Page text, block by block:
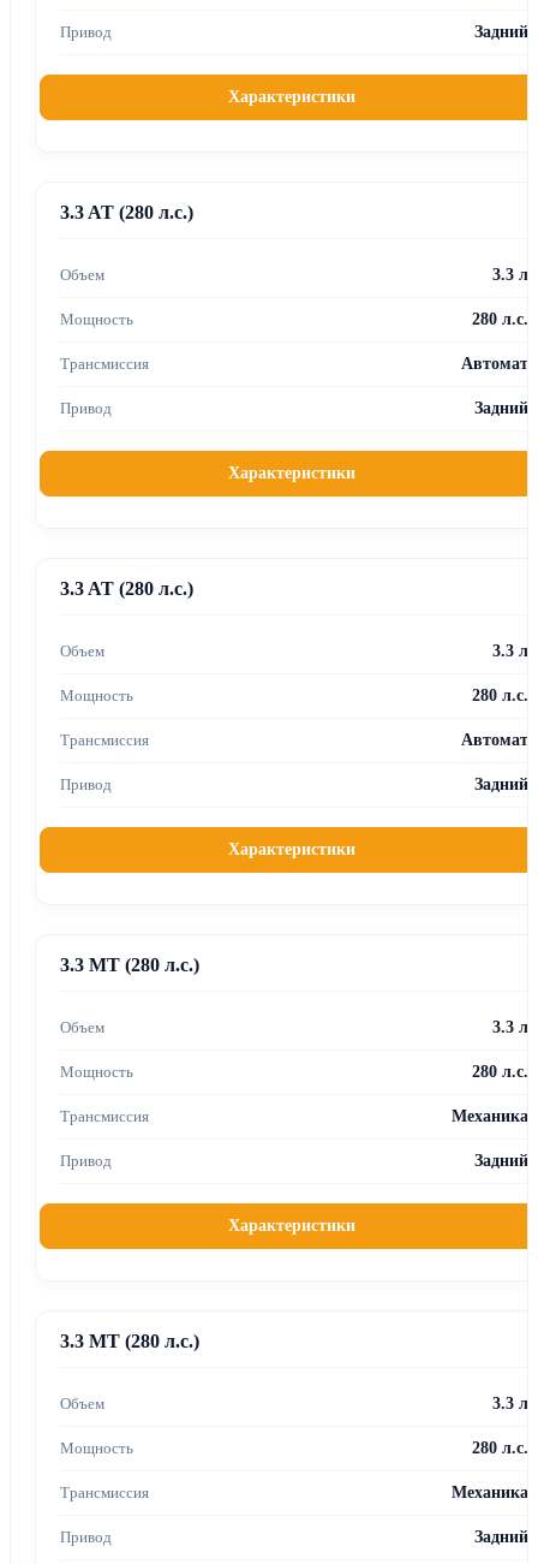
Задний
Характеристики
3.3 AT (280 л.с.)
3.3 л
280 л.с.
Автомат
Задний
Характеристики
3.3 AT (280 л.с.)
3.3 л
280 л.с.
Автомат
Задний
Характеристики
3.3 MT (280 л.с.)
3.3 л
280 л.с.
Механика
Задний
Характеристики
3.3 MT (280 л.с.)
3.3 л
280 л.с.
Механика
Задний